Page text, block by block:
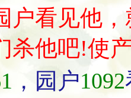
户看见他
杀他吧!使
，园户1092